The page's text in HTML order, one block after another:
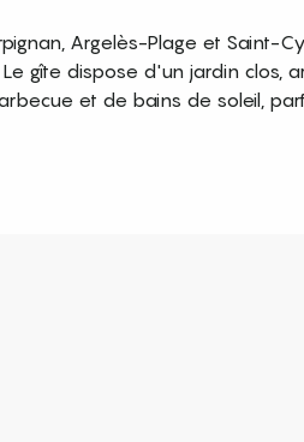
Argelès-Plage et Saint-
gîte dispose d'un jardin clos,
et de bains de soleil,